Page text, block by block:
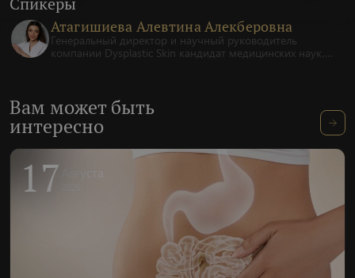
Атагишиева Алевтина Алекберовна
Генеральный директор и научный руководитель
компании Dysplastic Skin кандидат медицинских наук,
Вам может быть
интересно
17